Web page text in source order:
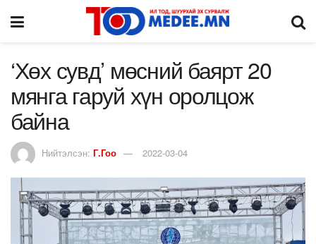
‘Хөх сувд’ мөсний баярт 20
мянга гаруй хүн оролцож
байна
Нийтэлсэн: Г.Гоо 2022-03-04